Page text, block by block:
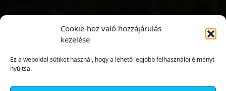
Cookie-hoz való hozzájárulás
kezelése
Ez a weboldal sütiket használ, hogy a lehető legjobb felhasználói élményt
nyújtsa.